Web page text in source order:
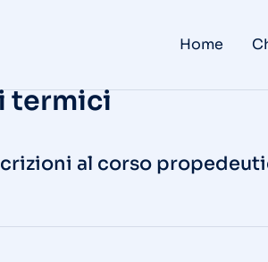
Home
termici
al corso